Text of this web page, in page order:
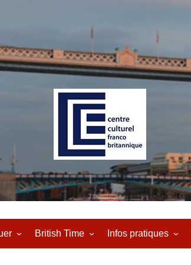
British Time Infos pratiques